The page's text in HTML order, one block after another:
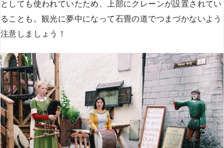
としても使われていたため、上部にクレーンが設置されてい
ることも。観光に夢中になって石畳の道でつまづかないよう
注意しましょう！